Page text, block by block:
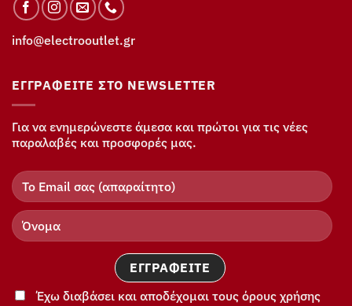
info@electrooutlet.gr
ΕΓΓΡΑΦΕΊΤΕ ΣΤΟ NEWSLETTER
Για να ενημερώνεστε άμεσα και πρώτοι για τις νέες
παραλαβές και προσφορές μας.
Έχω διαβάσει και αποδέχομαι τους όρους χρήσης